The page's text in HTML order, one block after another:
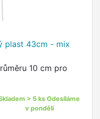
plast 43cm - mix
10 cm pro
> 5 ks Odesíláme
v pondělí